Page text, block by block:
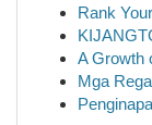
Rank
A Growth
Mga